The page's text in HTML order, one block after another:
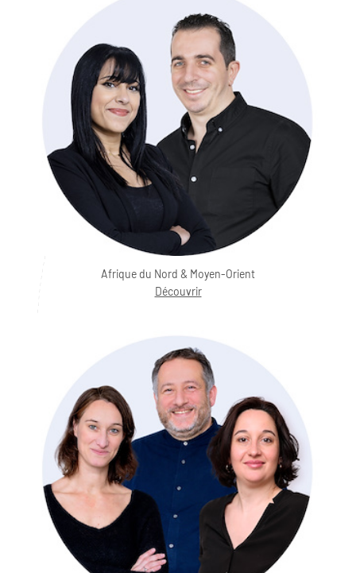
Afrique du Nord & Moyen-Orient
Découvrir